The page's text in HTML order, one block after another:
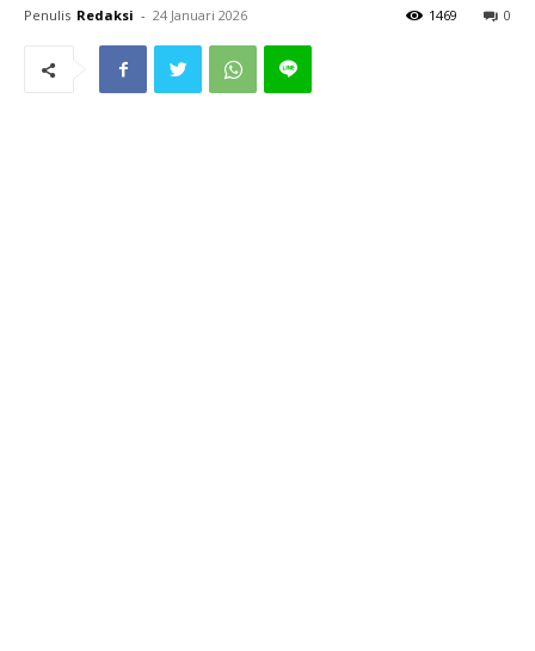
Penulis Redaksi - 24 Januari 2026 0
1469